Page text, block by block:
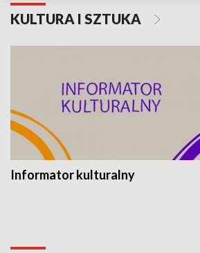
KULTURA I SZTUKA
Informator kulturalny